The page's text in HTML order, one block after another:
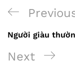
hướng
bài
Previous
Post
Người giàu
Next
Next